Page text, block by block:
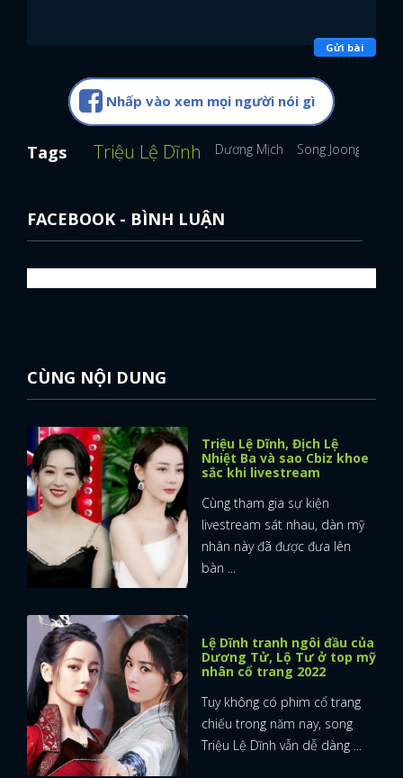
Gửi bài
Nhấp vào xem mọi người nói gì
Tags Triệu Lệ Dĩnh Dương Mịch Song Joong Ki
FACEBOOK - BÌNH LUẬN
CÙNG NỘI DUNG
Triệu Lệ Dĩnh, Địch Lệ
Nhiệt Ba và sao Cbiz khoe
sắc khi livestream
Cùng tham gia sự kiện
livestream sát nhau, dàn mỹ
nhân này đã được đưa lên
bàn ...
Lệ Dĩnh tranh ngôi đầu của
Dương Tử, Lộ Tư ở top mỹ
nhân cổ trang 2022
Tuy không có phim cổ trang
chiếu trong năm nay, song
Triệu Lệ Dĩnh vẫn dễ dàng ...